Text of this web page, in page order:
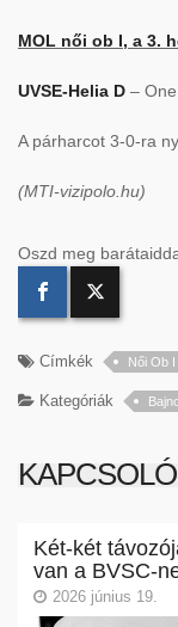
MOL női ob I, a 3.
UVSE-Helia D –
A párharcot 3-0-ra
(MTI-vizipolo.hu)
Oszd meg
Címkék Női Ob I
Kategóriák
Két-két
van a BVSC-
2026 június 19.